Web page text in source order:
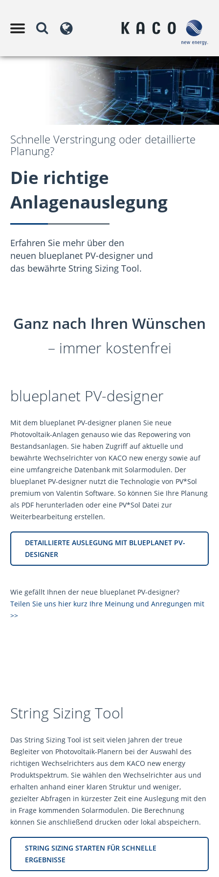
Schnelle Verstringung oder detaillierte
Planung?
Die richtige
Anlagenauslegung
Erfahren Sie mehr über den
neuen blueplanet PV-designer und
das bewährte String Sizing Tool.
Ganz nach Ihren Wünschen
– immer kostenfrei
blueplanet PV-designer
Mit dem blueplanet PV-designer planen Sie neue
Photovoltaik-Anlagen genauso wie das Repowering von
Bestandsanlagen. Sie haben Zugriff auf aktuelle und
bewährte Wechselrichter von KACO new energy sowie auf
eine umfangreiche Datenbank mit Solarmodulen. Der
blueplanet PV-designer nutzt die Technologie von PV*Sol
premium von Valentin Software. So können Sie Ihre Planung
als PDF herunterladen oder eine PV*Sol Datei zur
Weiterbearbeitung erstellen.
DETAILLIERTE AUSLEGUNG MIT BLUEPLANET PV-
DESIGNER
Wie gefällt Ihnen der neue blueplanet PV-designer?
Teilen Sie uns hier kurz Ihre Meinung und Anregungen mit
>>
String Sizing Tool
Das String Sizing Tool ist seit vielen Jahren der treue
Begleiter von Photovoltaik-Planern bei der Auswahl des
richtigen Wechselrichters aus dem KACO new energy
Produktspektrum. Sie wählen den Wechselrichter aus und
erhalten anhand einer klaren Struktur und weniger,
gezielter Abfragen in kürzester Zeit eine Auslegung mit den
in Frage kommenden Solarmodulen. Die Berechnung
können Sie anschließend drucken oder lokal abspeichern.
STRING SIZING STARTEN FÜR SCHNELLE
ERGEBNISSE